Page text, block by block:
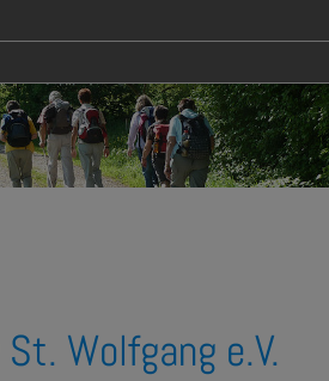
Wolfgang e.V.